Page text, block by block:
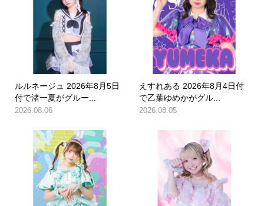
ルルネージュ 2026年8月5日
付で渚一夏がグルー...
2026.08.06
えすれある 2026年8月4日付
で乙葉ゆめかがグル...
2026.08.05